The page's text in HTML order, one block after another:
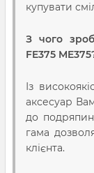
купувати
З чого
FE375
Із
аксесуар
до
гама
клієнта.